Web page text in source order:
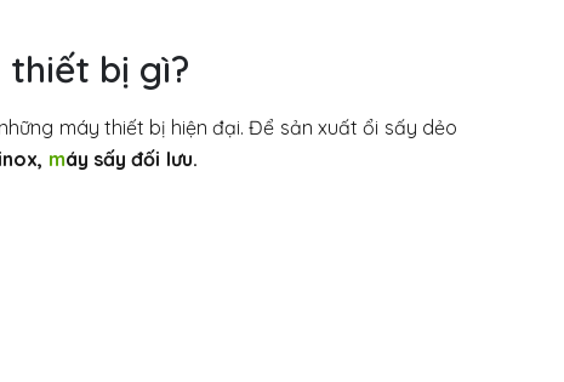
bị gì?
máy thiết bị hiện đại. Để sản xuất ổi sấy dẻo
máy sấy đối lưu.